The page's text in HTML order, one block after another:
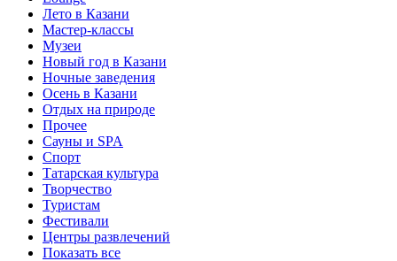
Лето в Казани
Мастер-классы
Музеи
Новый год в Казани
Ночные заведения
Осень в Казани
Отдых на природе
Прочее
Сауны и SPA
Спорт
Татарская культура
Творчество
Туристам
Фестивали
Центры развлечений
Показать все